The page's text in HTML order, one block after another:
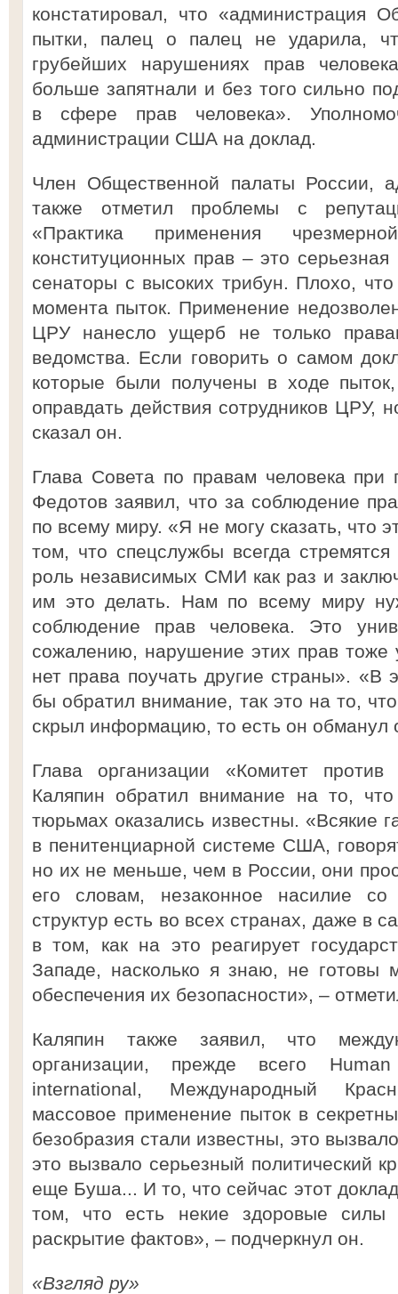
констатировал, что «администрация
пытки, палец о палец не ударила,
грубейших нарушениях прав
больше запятнали и без того сильно
в сфере прав человека».
администрации США на доклад.
Член Общественной палаты России,
также отметил проблемы с
«Практика применения
конституционных прав – это
сенаторы с высоких трибун. Плохо,
момента пыток. Применение
ЦРУ нанесло ущерб не только
ведомства. Если говорить о самом
которые были получены в ходе
оправдать действия сотрудников ЦРУ,
сказал он.
Глава Совета по правам человека при
Федотов заявил, что за соблюдение
по всему миру. «Я не могу сказать, что
том, что спецслужбы всегда
роль независимых СМИ как раз и
им это делать. Нам по всему миру
соблюдение прав человека. Это
сожалению, нарушение этих прав тоже
нет права поучать другие страны». «В
бы обратил внимание, так это на то,
скрыл информацию, то есть он обманул
Глава организации «Комитет
Каляпин обратил внимание на то,
тюрьмах оказались известны. «Всякие
в пенитенциарной системе США,
но их не меньше, чем в России, они
его словам, незаконное насилие со
структур есть во всех странах, даже в
в том, как на это реагирует
Западе, насколько я знаю, не готовы
обеспечения их безопасности», –
Каляпин также заявил, что
организации, прежде всего
international, Международный
массовое применение пыток в
безобразия стали известны, это
это вызвало серьезный политический
еще Буша... И то, что сейчас этот
том, что есть некие здоровые
раскрытие фактов», – подчеркнул он.
«Взгляд ру»